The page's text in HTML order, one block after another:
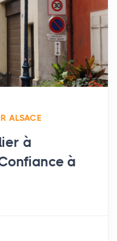
ALSACE
à
à